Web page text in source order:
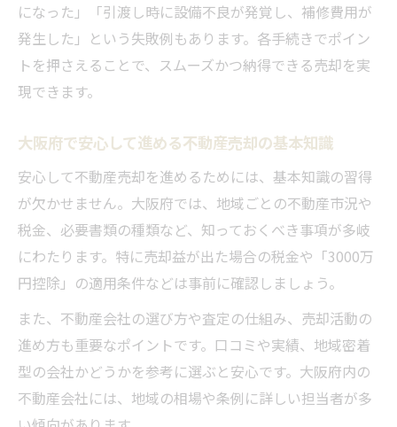
売却契約時の重要事項説明と確認ポイント
不動産売却契約の流れと大阪府の特徴を把
握
大阪府で安心して締結する売却契約の方法
になった」「引渡し時に設備不良が発覚し、補修費用が
発生した」という失敗例もあります。各手続きでポイン
トを押さえることで、スムーズかつ納得できる売却を実
現できます。
大阪府で安心して進める不動産売却の基本知識
安心して不動産売却を進めるためには、基本知識の習得
が欠かせません。大阪府では、地域ごとの不動産市況や
税金、必要書類の種類など、知っておくべき事項が多岐
にわたります。特に売却益が出た場合の税金や「3000万
円控除」の適用条件などは事前に確認しましょう。
また、不動産会社の選び方や査定の仕組み、売却活動の
進め方も重要なポイントです。口コミや実績、地域密着
型の会社かどうかを参考に選ぶと安心です。大阪府内の
不動産会社には、地域の相場や条例に詳しい担当者が多